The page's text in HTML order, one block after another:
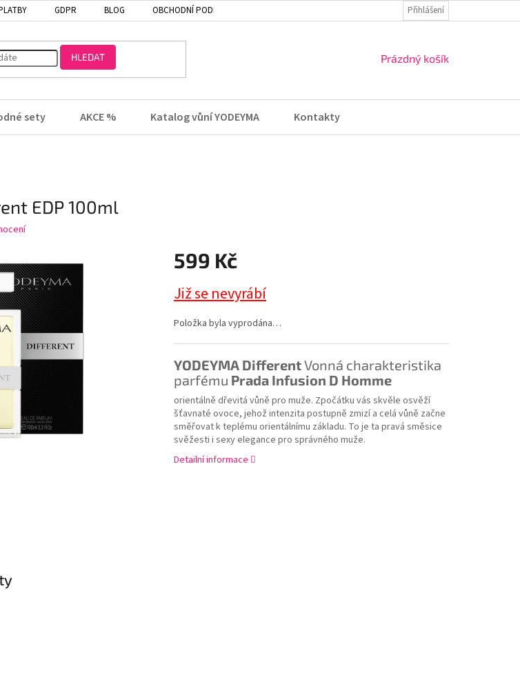
GDPR BLOG OBCHODNÍ PODMÍNKY Přihlášení
HLEDAT
NÁKUPNÍ
Prázdný košík
sety AKCE % Katalog vůní YODEYMA Kontakty
EDP 100ml
599 Kč
Již se nevyrábí
Položka byla vyprodána…
YODEYMA DifferentVonná charakteristika
parfému Prada Infusion D Homme
orientálně dřevitá vůně pro muže. Zpočátku vás skvěle osvěží
šťavnaté ovoce, jehož intenzita postupně zmizí a celá vůně začne
směřovat k teplému orientálnímu základu. To je ta pravá směsice
svěžesti i sexy elegance pro správného muže.
Detailní informace